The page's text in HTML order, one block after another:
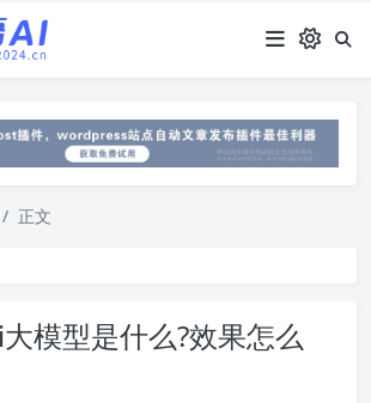
正文
模型是什么?效果怎么